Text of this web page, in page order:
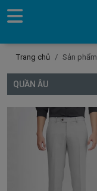
Trang chủ Sản phẩm
QUẦN ÂU